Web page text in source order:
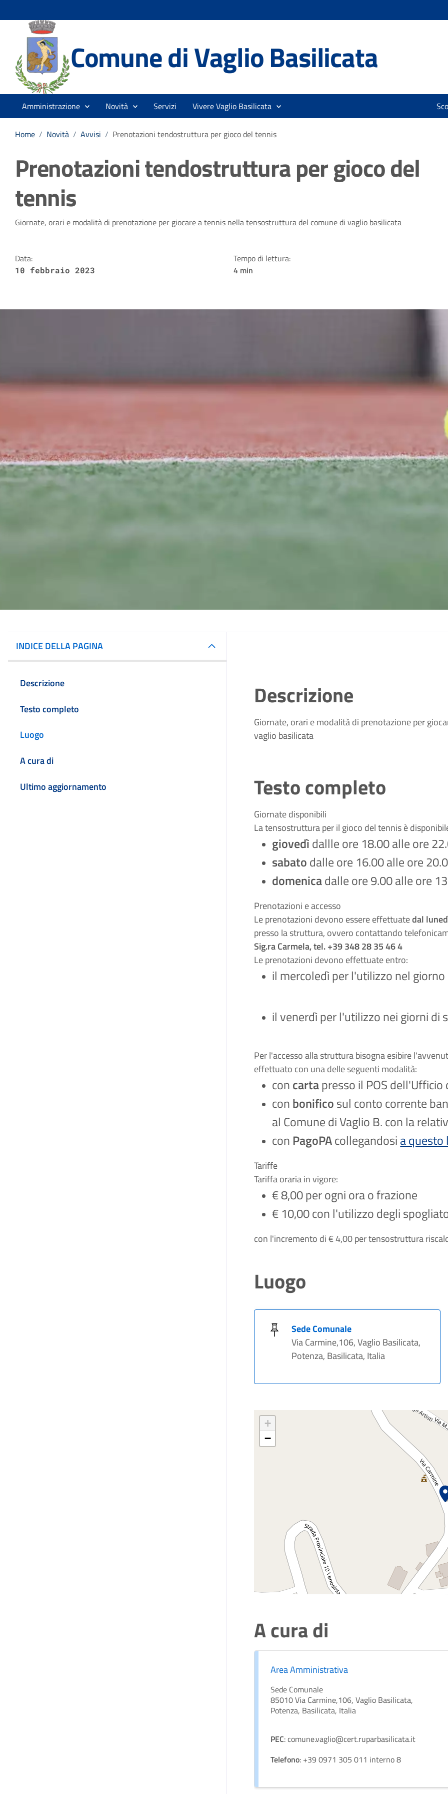
Comune di Vaglio Basilicata
Amministrazione Novità Servizi Vivere Vaglio Basilicata
Home / Novità / Avvisi / Prenotazioni tendostruttura per gioco del tennis
Prenotazioni tendostruttura per gioco del
tennis
Dettagli della notizia
Giornate, orari e modalità di prenotazione per giocare a tennis nella tensostruttura del comune di vaglio basilicata
Data:
10 febbraio 2023
Tempo di lettura:
4 min
INDICE DELLA PAGINA
Descrizione
Testo completo
Luogo
A cura di
Ultimo aggiornamento
Descrizione
Giornate, orari e modalità di prenotazione per
vaglio basilicata
Testo completo
Giornate disponibili
La tensostruttura per il gioco del tennis è
giovedìdallle ore 18.00 alle ore
sabatodalle ore 16.00 alle ore
domenicadalle ore 9.00 alle ore
Prenotazioni e accesso
Le prenotazioni devono essere effettuatedal
presso la struttura, ovvero contattando
Sig.ra Carmela, tel. +39 348 28 35 46 4
Le prenotazioni devono effettuate entro:
il mercoledì per l'utilizzo nel
il venerdì per l'utilizzo nei giorni di
Per l'accesso alla struttura bisogna esibire
effettuato con una delle seguenti modalità:
concartapresso il POS
conbonificosul conto corrente
al Comune di Vaglio B. con la
con PagoPAcollegandosia questo
Tariffe
Tariffa oraria in vigore:
€ 8,00 per ogni ora o frazione
€ 10,00 con l'utilizzo degli
con l'incremento di € 4,00 per tensostruttura
Luogo
Sede Comunale
Via Carmine,106, Vaglio Basilicata,
Potenza, Basilicata, Italia
+
−
A cura di
Area Amministrativa
Sede Comunale
85010 Via Carmine,106, Vaglio Basilicata,
Potenza, Basilicata, Italia
PEC: comune.vaglio@cert.ruparbasilicata.it
Telefono: +39 0971 305 011 interno 8